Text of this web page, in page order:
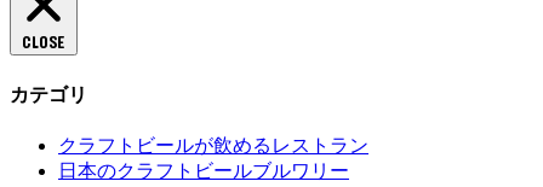
CLOSE
カテゴリ
クラフトビールが飲めるレストラン
日本のクラフトビールブルワリー